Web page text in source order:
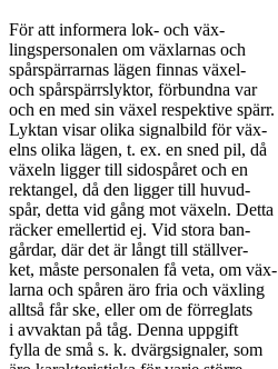
För att informera lok- och väx-
lingspersonalen om växlarnas och
spårspärrarnas lägen finnas växel-
och spårspärrslyktor, förbundna var
och en med sin växel respektive spärr.
Lyktan visar olika signalbild för väx-
elns olika lägen, t. ex. en sned pil, då
växeln ligger till sidospåret och en
rektangel, då den ligger till huvud-
spår, detta vid gång mot växeln. Detta
räcker emellertid ej. Vid stora ban-
gårdar, där det är långt till ställver-
ket, måste personalen få veta, om väx-
larna och spåren äro fria och växling
alltså får ske, eller om de förreglats
i avvaktan på tåg. Denna uppgift
fylla de små s. k. dvärgsignaler, som